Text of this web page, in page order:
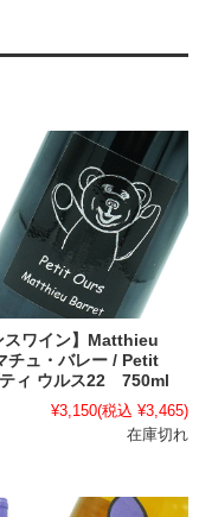
スワイン】Matthieu
チュ・バレー / Petit
ィ ウルス22 750ml
¥3,150(税込 ¥3,465)
在庫切れ